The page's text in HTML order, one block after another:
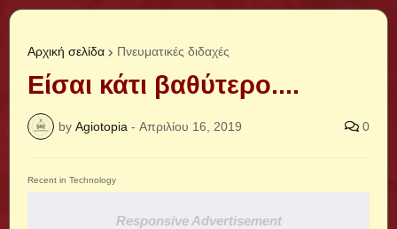
Αρχική σελίδα Πνευματικές διδαχές
Είσαι κάτι βαθύτερο....
by Agiotopia - Απριλίου 16, 2019 0
Recent in Technology
Responsive Advertisement